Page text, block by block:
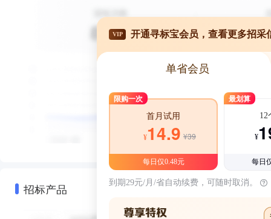
招标产品
VIP 开通寻标宝会员，查看更多招采
单省会员
限购一次
首月试用
¥14.9 ¥39
每日仅0.48元
最划算
12
¥
每日
到期29元/月/省自动续费，可随时取消。